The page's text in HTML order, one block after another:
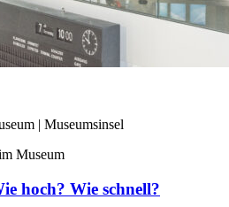
| Museumsinsel
Museum
hoch? Wie schnell?